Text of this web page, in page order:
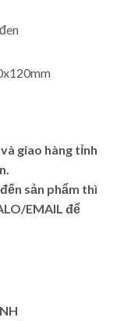
giao hàng tỉnh
sản phẩm thì
EMAIL để